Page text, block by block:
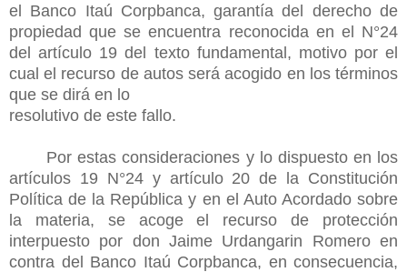
el Banco Itaú Corpbanca, garantía del derecho de
propiedad que se encuentra reconocida en el N°24
del artículo 19 del texto fundamental, motivo por el
cual el recurso de autos será acogido en los términos
que se dirá en lo
resolutivo de este fallo.
Por estas consideraciones y lo dispuesto en los
artículos 19 N°24 y artículo 20 de la Constitución
Política de la República y en el Auto Acordado sobre
la materia, se acoge el recurso de protección
interpuesto por don Jaime Urdangarin Romero en
contra del Banco Itaú Corpbanca, en consecuencia,